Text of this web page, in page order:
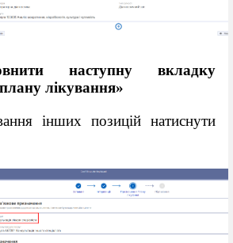
наступну вкладку
лікування»
інших позицій натиснути